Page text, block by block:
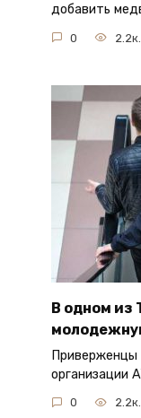
добавить
0 2.2к.
В одном из
Приверженцы
организации
0 2.2к.